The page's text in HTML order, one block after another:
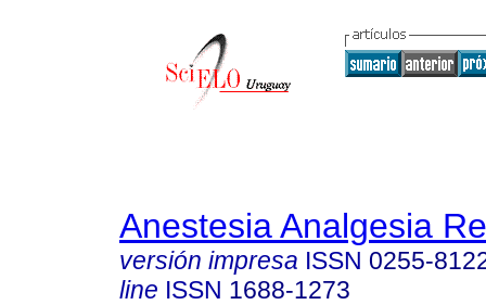
Anestesia Analgesia
versión impresa ISSN 0255-
line ISSN 1688-1273